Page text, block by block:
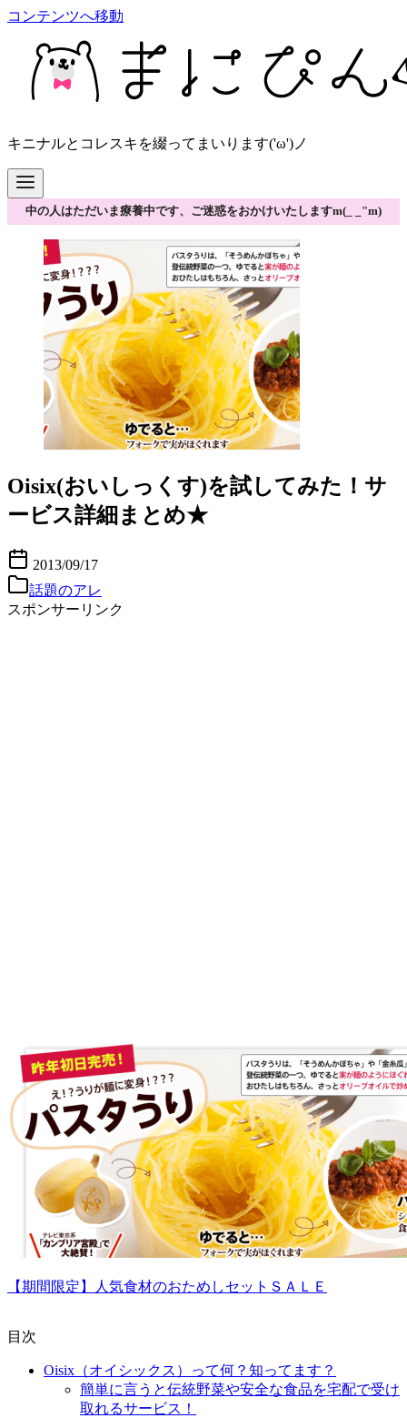
コンテンツへ移動
キニナルとコレスキを綴ってまいります('ω')ノ
中の人はただいま療養中です、ご迷惑をおかけいたしますm(_ _"m)
Oisix(おいしっくす)を試してみた！サ
ービス詳細まとめ★
2013/09/17
話題のアレ
スポンサーリンク
【期間限定】人気食材のおためしセットＳＡＬＥ
目次
Oisix（オイシックス）って何？知ってます？
簡単に言うと伝統野菜や安全な食品を宅配で受け
取れるサービス！